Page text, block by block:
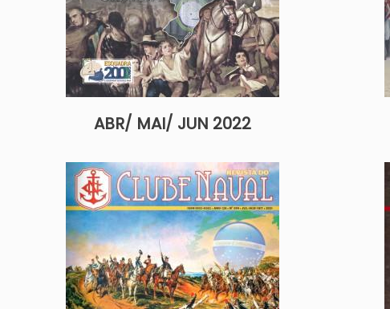
ABR/ MAI/ JUN 2022
Imagem